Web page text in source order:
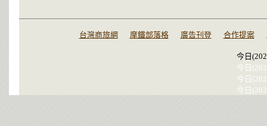
台灣商旅網 摩鐵部落格 廣告刊登 合作提案
今日
今日
今日
今日